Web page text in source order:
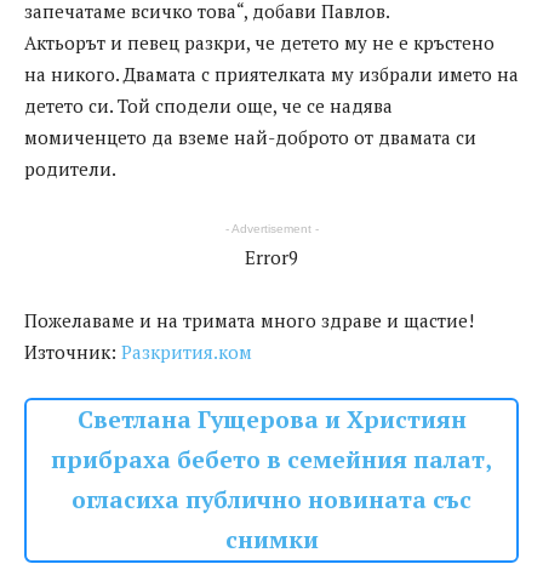
запечатаме всичко това“, добави Павлов.
Актьорът и певец разкри, че детето му не е кръстено
на никого. Двамата с приятелката му избрали името на
детето си. Той сподели още, че се надява
момиченцето да вземе най-доброто от двамата си
родители.
- Advertisement -
Error9
Пожелаваме и на тримата много здраве и щастие!
Източник: Разкрития.ком
Светлана Гущерова и Християн
прибраха бебето в семейния палат,
огласиха публично новината със
снимки